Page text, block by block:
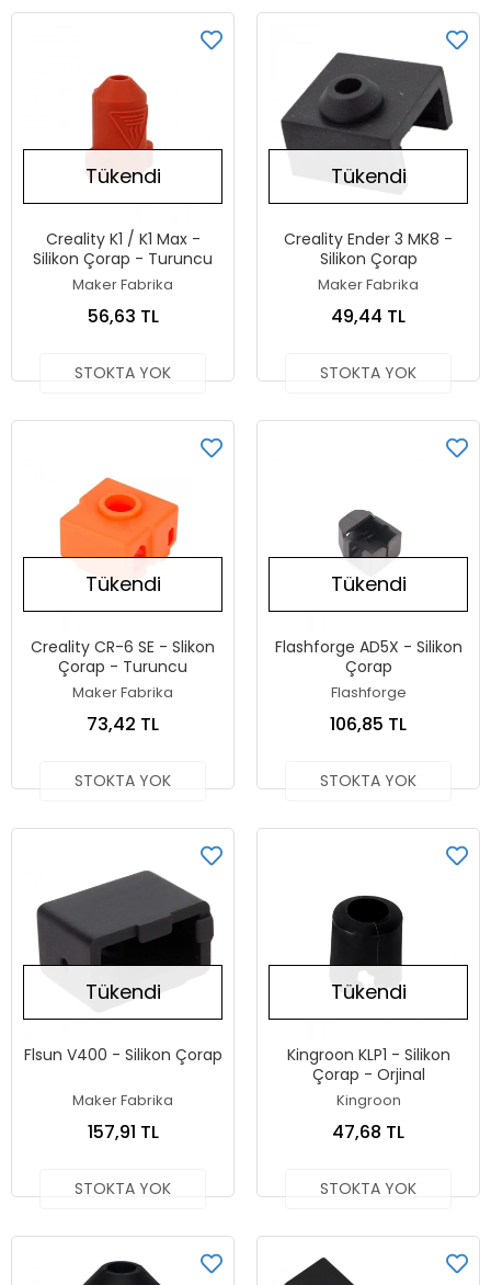
Tükendi
Creality K1 / K1 Max -
Silikon Çorap - Turuncu
Maker Fabrika
56,63 TL
STOKTA YOK
Tükendi
Creality Ender 3 MK8 -
Silikon Çorap
Maker Fabrika
49,44 TL
STOKTA YOK
Tükendi
Creality CR-6 SE - Slikon
Çorap - Turuncu
Maker Fabrika
73,42 TL
STOKTA YOK
Tükendi
Flashforge AD5X - Silikon
Çorap
Flashforge
106,85 TL
STOKTA YOK
Tükendi
Flsun V400 - Silikon Çorap
Maker Fabrika
157,91 TL
STOKTA YOK
Tükendi
Kingroon KLP1 - Silikon
Çorap - Orjinal
Kingroon
47,68 TL
STOKTA YOK